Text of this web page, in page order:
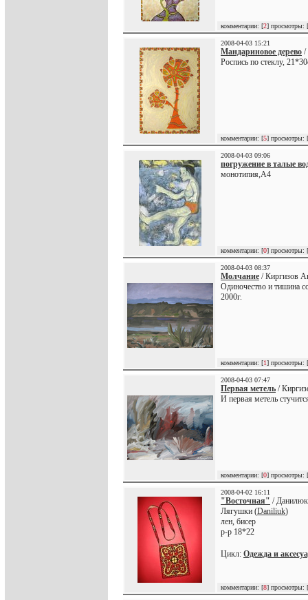
комментарии: [2] просмотры: [
2008-04-03 15:21
Мандариновое дерево /
Роспись по стеклу,
комментарии: [5] просмотры: [
2008-04-03 09:06
погружение в талые
монотипия,А4
комментарии: [0] просмотры: [
2008-04-03 08:37
Молчание / Киргизов
Одиночество и тишина
2000г.
комментарии: [1] просмотры: [
2008-04-03 07:47
Первая метель /
И первая метель
комментарии: [0] просмотры: [
2008-04-02 16:11
"Восточная" /
Лягушки (Daniliuk)
лен, бисер
р-р 18*22
Цикл: Одежда и
комментарии: [8] просмотры: [